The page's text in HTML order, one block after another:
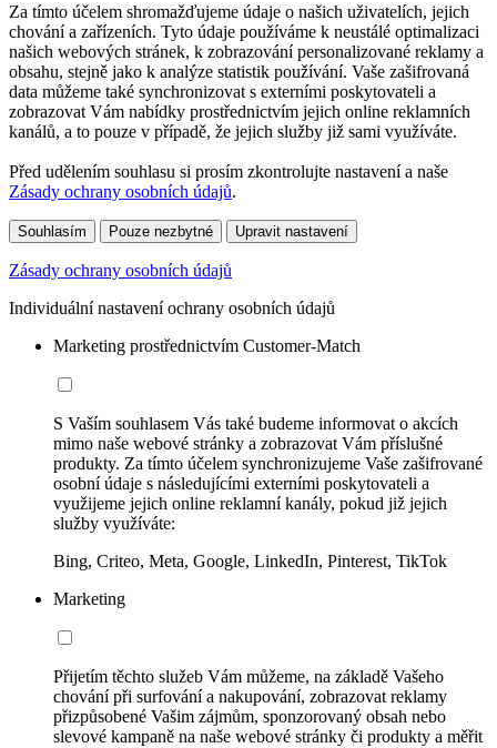
Za tímto účelem shromažďujeme údaje o našich uživatelích, jejich
chování a zařízeních. Tyto údaje používáme k neustálé optimalizaci
našich webových stránek, k zobrazování personalizované reklamy a
obsahu, stejně jako k analýze statistik používání. Vaše zašifrovaná
data můžeme také synchronizovat s externími poskytovateli a
zobrazovat Vám nabídky prostřednictvím jejich online reklamních
kanálů, a to pouze v případě, že jejich služby již sami využíváte.
Před udělením souhlasu si prosím zkontrolujte nastavení a naše
Zásady ochrany osobních údajů.
Souhlasím Pouze nezbytné Upravit nastavení
Zásady ochrany osobních údajů
Individuální nastavení ochrany osobních údajů
Marketing prostřednictvím Customer-Match
S Vaším souhlasem Vás také budeme informovat o akcích
mimo naše webové stránky a zobrazovat Vám příslušné
produkty. Za tímto účelem synchronizujeme Vaše zašifrované
osobní údaje s následujícími externími poskytovateli a
využijeme jejich online reklamní kanály, pokud již jejich
služby využíváte:
Bing, Criteo, Meta, Google, LinkedIn, Pinterest, TikTok
Marketing
Přijetím těchto služeb Vám můžeme, na základě Vašeho
chování při surfování a nakupování, zobrazovat reklamy
přizpůsobené Vašim zájmům, sponzorovaný obsah nebo
slevové kampaně na naše webové stránky či produkty a měřit